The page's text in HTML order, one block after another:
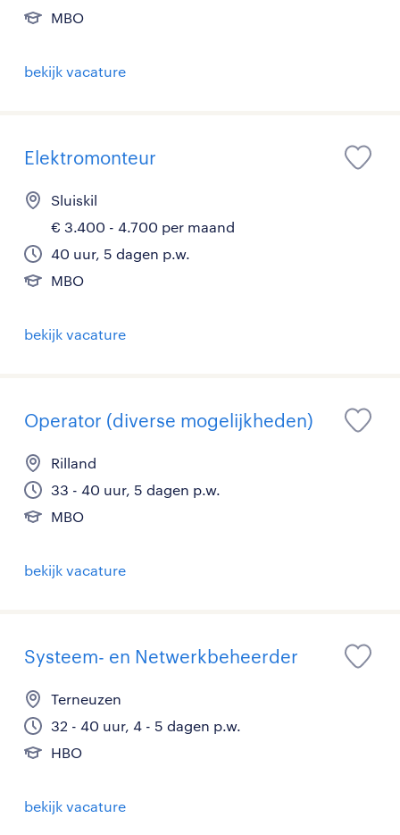
MBO
bekijk vacature
Elektromonteur
Sluiskil
€ 3.400 - 4.700 per maand
40 uur, 5 dagen p.w.
MBO
bekijk vacature
Operator (diverse mogelijkheden)
Rilland
33 - 40 uur, 5 dagen p.w.
MBO
bekijk vacature
Systeem- en Netwerkbeheerder
Terneuzen
32 - 40 uur, 4 - 5 dagen p.w.
HBO
bekijk vacature